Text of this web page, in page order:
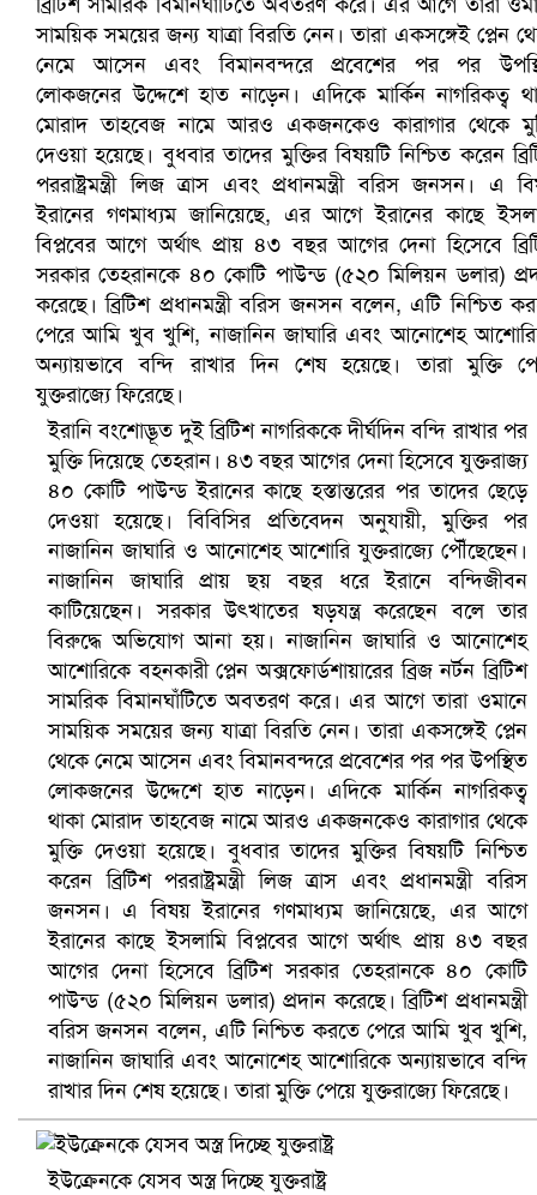
প্রোটিয়াদের হারিয়ে বিশ্বকাপের শিরোপা ঘরে তুলল ভারত
সৌদিতে ব্যাপক ধরপাকড়, এক সপ্তাহেই ২১ হাজারের বেশি
বৈষম্যবিরোধী ছাত্র আন্দোলনের সাধারণ সম্পাদকের পদত্যাগ
ভিউ বাড়াতে রাম দা হাতে ফেসবুকে ভিডিও পোস্ট শিক্ষকের
ইরানি বংশোদ্ভূত দুই ব্রিটিশ নাগরিককে দীর্ঘদিন বন্দি রাখার পর
মুক্তি দিয়েছে তেহরান। ৪৩ বছর আগের দেনা হিসেবে যুক্তরাজ্য
৪০ কোটি পাউন্ড ইরানের কাছে হস্তান্তরের পর তাদের ছেড়ে
দেওয়া হয়েছে। বিবিসির প্রতিবেদন অনুযায়ী, মুক্তির পর
নাজানিন জাঘারি ও আনোশেহ আশোরি যুক্তরাজ্যে পৌঁছেছেন।
নাজানিন জাঘারি প্রায় ছয় বছর ধরে ইরানে বন্দিজীবন
কাটিয়েছেন। সরকার উৎখাতের ষড়যন্ত্র করেছেন বলে তার
বিরুদ্ধে অভিযোগ আনা হয়। নাজানিন জাঘারি ও আনোশেহ
আশোরিকে বহনকারী প্লেন অক্সফোর্ডশায়ারের ব্রিজ নর্টন ব্রিটিশ
সামরিক বিমানঘাঁটিতে অবতরণ করে। এর আগে তারা ওমানে
সাময়িক সময়ের জন্য যাত্রা বিরতি নেন। তারা একসঙ্গেই প্লেন
থেকে নেমে আসেন এবং বিমানবন্দরে প্রবেশের পর পর উপস্থিত
লোকজনের উদ্দেশে হাত নাড়েন। এদিকে মার্কিন নাগরিকত্ব
থাকা মোরাদ তাহবেজ নামে আরও একজনকেও কারাগার থেকে
মুক্তি দেওয়া হয়েছে। বুধবার তাদের মুক্তির বিষয়টি নিশ্চিত
করেন ব্রিটিশ পররাষ্ট্রমন্ত্রী লিজ ত্রাস এবং প্রধানমন্ত্রী বরিস
জনসন। এ বিষয় ইরানের গণমাধ্যম জানিয়েছে, এর আগে
ইরানের কাছে ইসলামি বিপ্লবের আগে অর্থাৎ প্রায় ৪৩ বছর
আগের দেনা হিসেবে ব্রিটিশ সরকার তেহরানকে ৪০ কোটি
পাউন্ড (৫২০ মিলিয়ন ডলার) প্রদান করেছে। ব্রিটিশ প্রধানমন্ত্রী
বরিস জনসন বলেন, এটি নিশ্চিত করতে পেরে আমি খুব খুশি,
নাজানিন জাঘারি এবং আনোশেহ আশোরিকে অন্যায়ভাবে বন্দি
রাখার দিন শেষ হয়েছে। তারা মুক্তি পেয়ে যুক্তরাজ্যে ফিরেছে।
ইউক্রেনকে যেসব অস্ত্র দিচ্ছে যুক্তরাষ্ট্র